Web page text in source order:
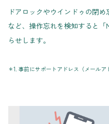
ドアロックやウインドゥの閉
など、操作忘れを検知すると
らせします。
＊1. 事前にサポートアドレス（メールア